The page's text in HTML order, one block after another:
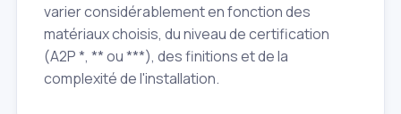
varier considérablement en fonction des
matériaux choisis, du niveau de certification
(A2P *, ** ou ***), des finitions et de la
complexité de l'installation.